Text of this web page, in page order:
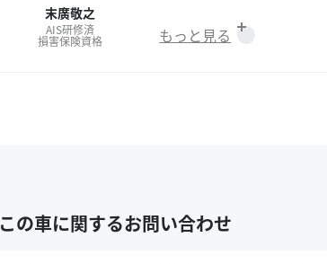
末廣敬之
AIS研修済
損害保険資格
年式相応の使用感があります。
もっと見る
この車に関するお問い合わせ